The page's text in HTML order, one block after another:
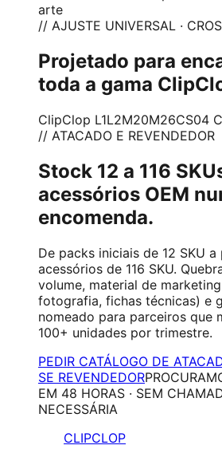
arte
// AJUSTE UNIVERSAL ·
Projetado para
toda a gama
ClipClop L1L2M20M26CS04
// ATACADO E REVENDEDOR
Stock 12 a 116
acessórios OEM
encomenda.
De packs iniciais de 12 SKU a
acessórios de 116 SKU.
volume, material de marketing
fotografia, fichas técnicas) e
nomeado para parceiros que
100+ unidades por trimestre.
PEDIR CATÁLOGO DE
SE REVENDEDOR
EM 48 HORAS · SEM
NECESSÁRIA
CLIPCLOP